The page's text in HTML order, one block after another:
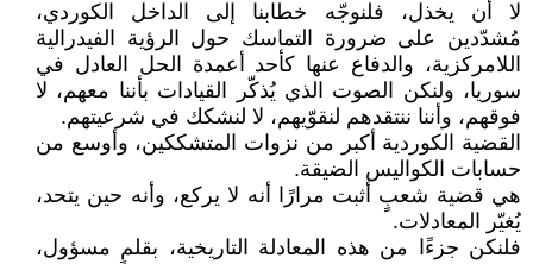
لا أن يخذل، فلنوجّه خطابنا إلى الداخل الكوردي،
مُشدّدين على ضرورة التماسك حول الرؤية الفيدرالية
اللامركزية، والدفاع عنها كأحد أعمدة الحل العادل في
سوريا، ولنكن الصوت الذي يُذكّر القيادات بأننا معهم، لا
فوقهم، وأننا ننتقدهم لنقوّيهم، لا لنشكك في شرعيتهم.
القضية الكوردية أكبر من نزوات المتشككين، وأوسع من
حسابات الكواليس الضيقة.
هي قضية شعبٍ أثبت مرارًا أنه لا يركع، وأنه حين يتحد،
يُغيّر المعادلات.
فلنكن جزءًا من هذه المعادلة التاريخية، بقلمٍ مسؤول،